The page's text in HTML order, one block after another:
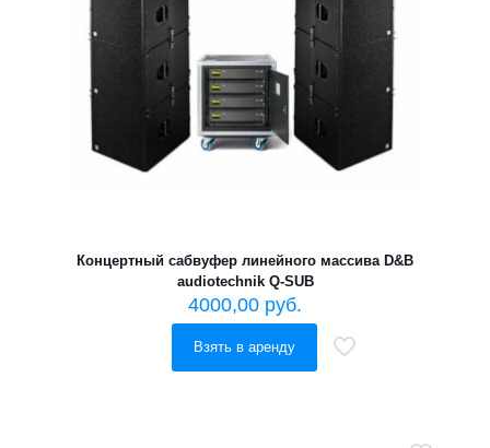
Концертный сабвуфер линейного массива D&B
audiotechnik Q-SUB
4000,00 руб.
Взять в аренду